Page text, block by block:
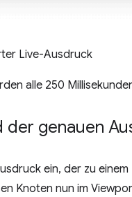
Live-Ausdruck
alle 250
der genauen
ein, der zu
Knoten nun im